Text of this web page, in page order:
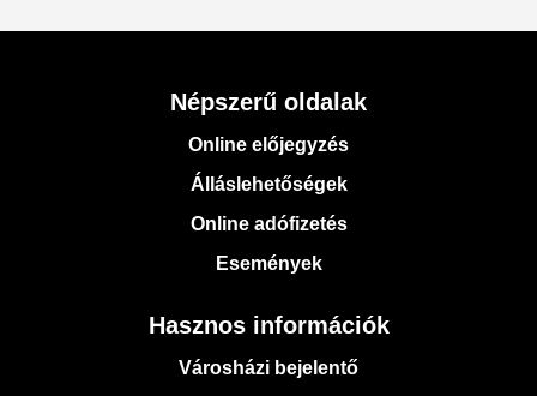
Népszerű oldalak
Online előjegyzés
Álláslehetőségek
Online adófizetés
Események
Hasznos információk
Városházi bejelentő